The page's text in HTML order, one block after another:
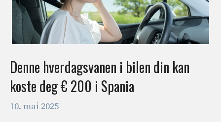
Denne hverdagsvanen i bilen din kan
koste deg € 200 i Spania
10. mai 2025